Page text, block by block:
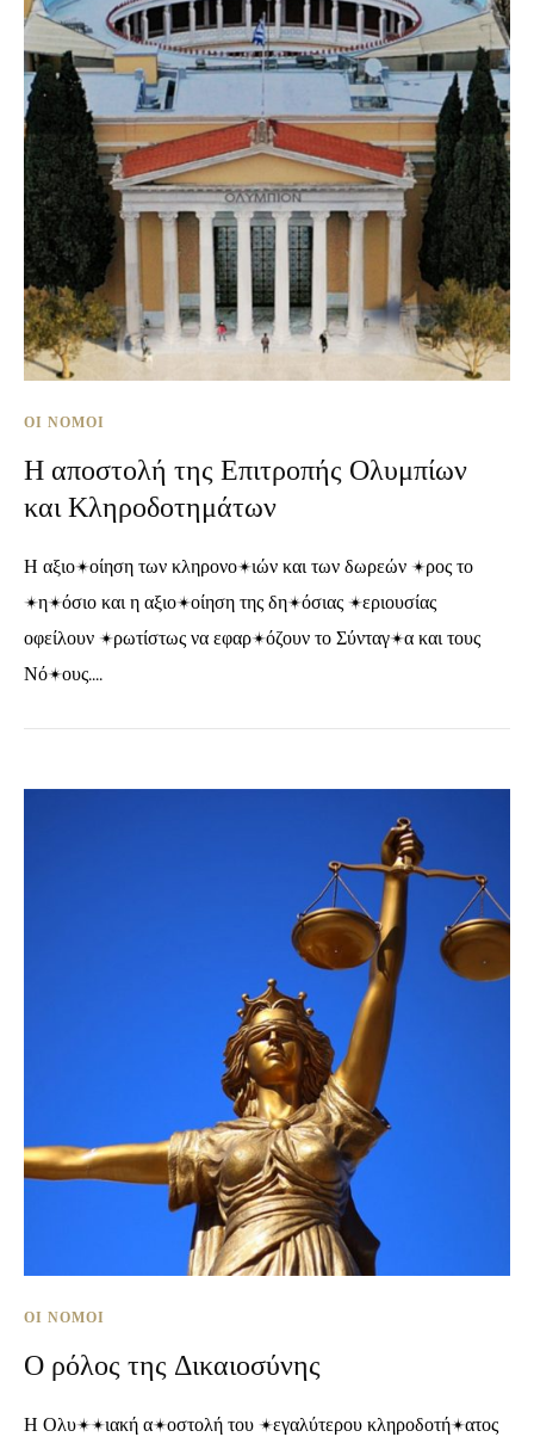
ΟΙ ΝΌΜΟΙ
Η αποστολή της Επιτροπής Ολυμπίων
και Κληροδοτημάτων
Η αξιοποίηση των κληρονομιών και των δωρεών προς το
Δημόσιο και η αξιοποίηση της δημόσιας περιουσίας
οφείλουν πρωτίστως να εφαρμόζουν το Σύνταγμα και τους
Νόμους....
ΟΙ ΝΌΜΟΙ
Ο ρόλος της Δικαιοσύνης
Η Ολυμπιακή αποστολή του μεγαλύτερου κληροδοτήματος